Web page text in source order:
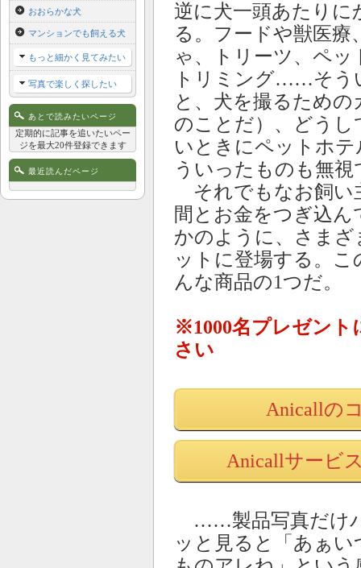
逆に犬一頭あたり
る。フードや獣医療
ゃ、トリーツ、ペ
トリミング……そう
と、犬を撮るため
のことだ）、どう
いときにペットホ
ういったものも無視
それでもなお飼い
間とお金をつぎ込
かのように、さま
ットに登場する。
んな商品の1つだ。
※1000名プレゼント
さい
Anicallの
Anicallサービ
……製品写真だけ
ッと見ると「あぁい
おおらかな犬
マンションでも飼える犬
もっと細かく見てみたい
写真で楽しく探したい
あとで読みたいページ
定期的に記事を追いたいペー
ジを最大20件登録できます
最近読んだページ